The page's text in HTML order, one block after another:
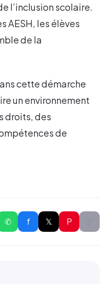
l’inclusion scolaire.
AESH, les élèves
de la
cette démarche
un environnement
droits, des
de
✆ f 𝕏 P